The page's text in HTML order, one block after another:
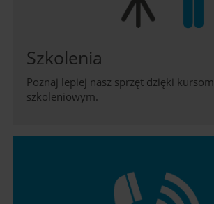
Szkolenia
Poznaj lepiej nasz sprzęt dzięki kursom
szkoleniowym.